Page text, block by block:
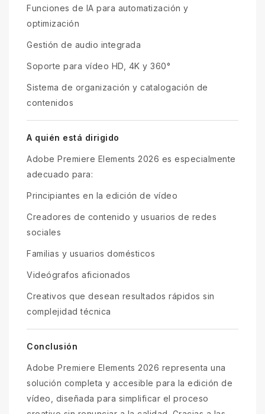
Funciones de IA para automatización y
optimización
Gestión de audio integrada
Soporte para vídeo HD, 4K y 360°
Sistema de organización y catalogación de
contenidos
A quién está dirigido
Adobe Premiere Elements 2026 es especialmente
adecuado para:
Principiantes en la edición de vídeo
Creadores de contenido y usuarios de redes
sociales
Familias y usuarios domésticos
Videógrafos aficionados
Creativos que desean resultados rápidos sin
complejidad técnica
Conclusión
Adobe Premiere Elements 2026 representa una
solución completa y accesible para la edición de
vídeo, diseñada para simplificar el proceso